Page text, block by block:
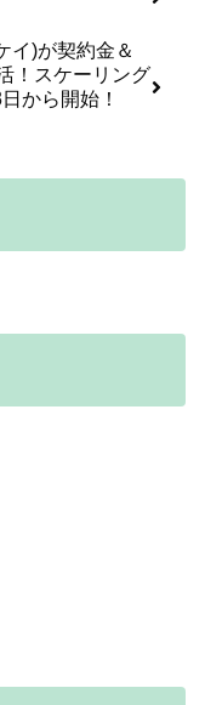
イ)が契約金＆
！スケーリング
から開始！